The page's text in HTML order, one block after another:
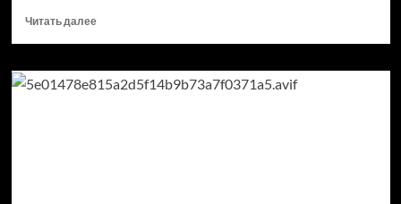
Читать далееПрочитать
Fame
покинул